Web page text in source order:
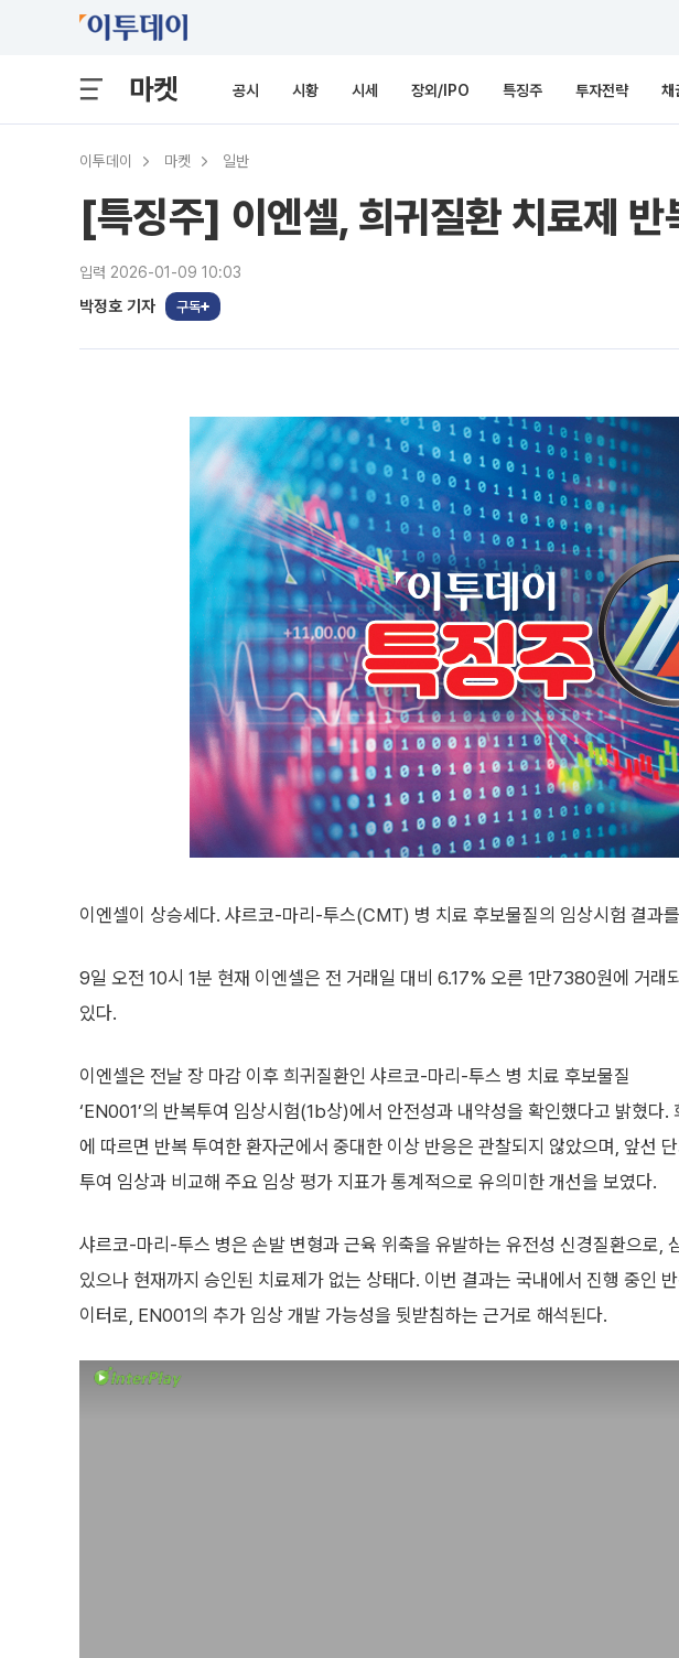
마켓 공시 시황 시세 장외/IPO 특징주 투자전략 채
이투데이 마켓 일반
[특징주] 이엔셀, 희귀질환 치료제
입력 2026-01-09 10:03
박정호 기자 구독
이엔셀이 상승세다. 샤르코-마리-투스(CMT) 병 치료 후보물질의 임상시험 결과
9일 오전 10시 1분 현재 이엔셀은 전 거래일 대비 6.17% 오른 1만7380원에 거래
있다.
이엔셀은 전날 장 마감 이후 희귀질환인 샤르코-마리-투스 병 치료 후보물질
‘EN001’의 반복투여 임상시험(1b상)에서 안전성과 내약성을 확인했다고 밝혔다.
에 따르면 반복 투여한 환자군에서 중대한 이상 반응은 관찰되지 않았으며, 앞선 단
투여 임상과 비교해 주요 임상 평가 지표가 통계적으로 유의미한 개선을 보였다.
샤르코-마리-투스 병은 손발 변형과 근육 위축을 유발하는 유전성 신경질환으로,
있으나 현재까지 승인된 치료제가 없는 상태다. 이번 결과는 국내에서 진행 중인
이터로, EN001의 추가 임상 개발 가능성을 뒷받침하는 근거로 해석된다.